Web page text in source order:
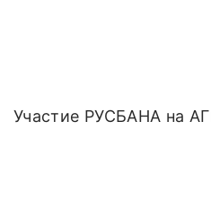
Участие РУСБАНА на